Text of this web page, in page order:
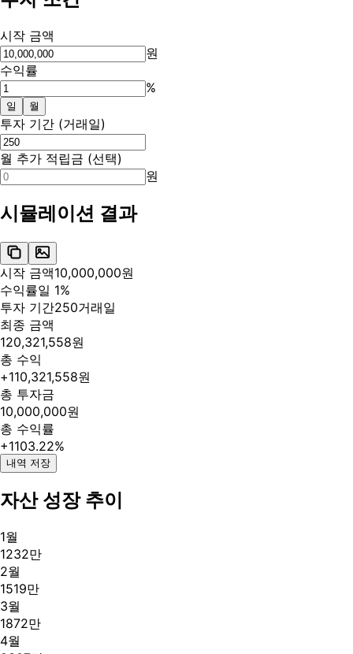
시작 금액
원
수익률
%
일 월
투자 기간 (거래일)
월 추가 적립금 (선택)
원
시뮬레이션 결과
시작 금액10,000,000원
수익률일 1%
투자 기간250거래일
최종 금액
120,321,558원
총 수익
+110,321,558원
총 투자금
10,000,000원
총 수익률
+1103.22%
내역 저장
자산 성장 추이
1월
1232만
2월
1519만
3월
1872만
4월